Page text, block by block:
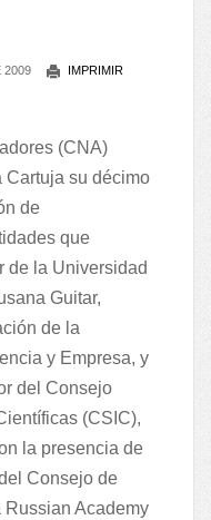
2009 IMPRIMIR
(CNA)
Cartuja su décimo
de
que
de la Universidad
Guitar,
de la
y Empresa, y
del Consejo
(CSIC),
la presencia de
Consejo de
Academy